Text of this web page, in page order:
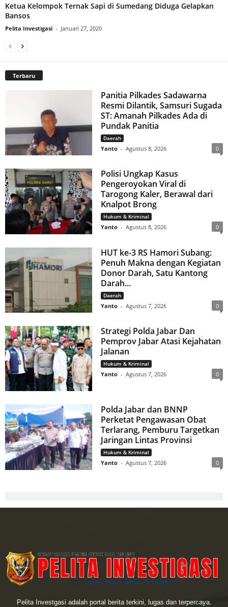
Ketua Kelompok Ternak Sapi di Sumedang Diduga Gelapkan
Bansos
Pelita Investigasi - Januari 27, 2020
Terbaru
Panitia Pilkades Sadawarna
Resmi Dilantik, Samsuri Sugada
ST: Amanah Pilkades Ada di
Pundak Panitia
Daerah
Yanto - Agustus 8, 2026 0
Polisi Ungkap Kasus
Pengeroyokan Viral di
Tarogong Kaler, Berawal dari
Knalpot Brong
Hukum & Kriminal
Yanto - Agustus 8, 2026 0
HUT ke-3 RS Hamori Subang:
Penuh Makna dengan Kegiatan
Donor Darah, Satu Kantong
Darah...
Daerah
Yanto - Agustus 7, 2026 0
Strategi Polda Jabar Dan
Pemprov Jabar Atasi Kejahatan
Jalanan
Hukum & Kriminal
Yanto - Agustus 7, 2026 0
Polda Jabar dan BNNP
Perketat Pengawasan Obat
Terlarang, Pemburu Targetkan
Jaringan Lintas Provinsi
Hukum & Kriminal
Yanto - Agustus 7, 2026 0
Pelita Investgasi adalah portal berita terkini, lugas dan terpercaya.